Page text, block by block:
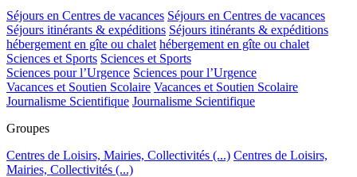
Séjours en Centres de vacances Séjours en Centres de vacances
Séjours itinérants & expéditions Séjours itinérants & expéditions
hébergement en gîte ou chalet hébergement en gîte ou chalet
Sciences et Sports Sciences et Sports
Sciences pour l’Urgence Sciences pour l’Urgence
Vacances et Soutien Scolaire Vacances et Soutien Scolaire
Journalisme Scientifique Journalisme Scientifique
Groupes
Centres de Loisirs, Mairies, Collectivités (...) Centres de Loisirs,
Mairies, Collectivités (...)